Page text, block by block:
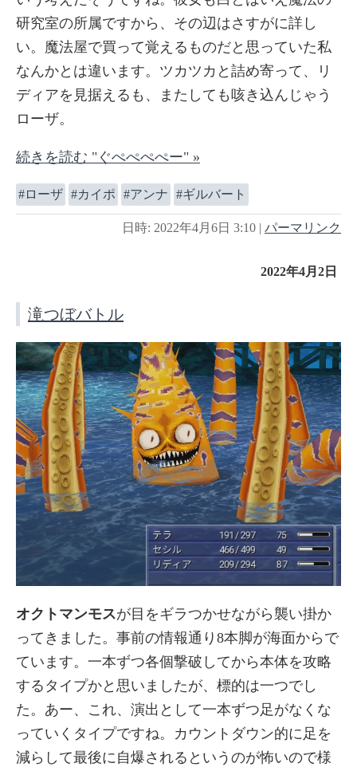
研究室の所属ですから、その辺はさすがに詳し
い。魔法屋で買って覚えるものだと思っていた私
なんかとは違います。ツカツカと詰め寄って、リ
ディアを見据えるも、またしても咳き込んじゃう
ローザ。
続きを読む "ぐぺぺぺぺー" »
ローザ カイポ アンナ ギルバート
日時: 2022年4月6日 3:10 | パーマリンク
2022年4月2日
滝つぼバトル
オクトマンモスが目をギラつかせながら襲い掛か
ってきました。事前の情報通り8本脚が海面からで
ています。一本ずつ各個撃破してから本体を攻略
するタイプかと思いましたが、標的は一つでし
た。あー、これ、演出として一本ずつ足がなくな
っていくタイプですね。カウントダウン的に足を
減らして最後に自爆されるというのが怖いので様